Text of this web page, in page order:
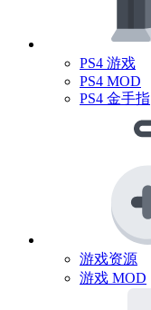
PS4 游戏
PS4 MOD
PS4 金手指
游戏资源
游戏 MOD